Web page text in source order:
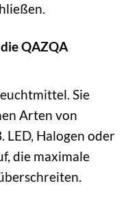
QAZQA
Sie
Arten von
LED, Halogen oder
die maximale